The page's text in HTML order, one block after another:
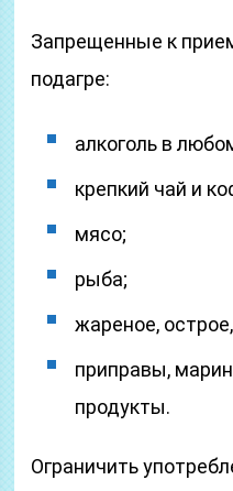
Запрещенные к
подагре:
алкоголь в
крепкий чай и
мясо;
рыба;
жареное,
приправы,
продукты.
Ограничить